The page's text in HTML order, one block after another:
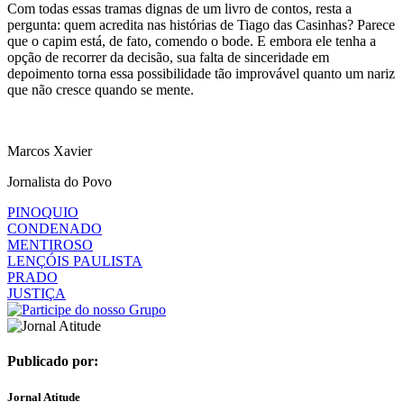
Com todas essas tramas dignas de um livro de contos, resta a
pergunta: quem acredita nas histórias de Tiago das Casinhas? Parece
que o capim está, de fato, comendo o bode. E embora ele tenha a
opção de recorrer da decisão, sua falta de sinceridade em
depoimento torna essa possibilidade tão improvável quanto um nariz
que não cresce quando se mente.
Marcos Xavier
Jornalista do Povo
PINOQUIO
CONDENADO
MENTIROSO
LENÇÓIS PAULISTA
PRADO
JUSTIÇA
Publicado por:
Jornal Atitude